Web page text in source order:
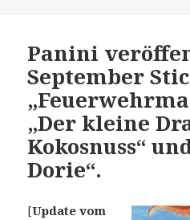
Panini
September
„Der kleine
Kokosnuss“
Dorie“.
[Update vom